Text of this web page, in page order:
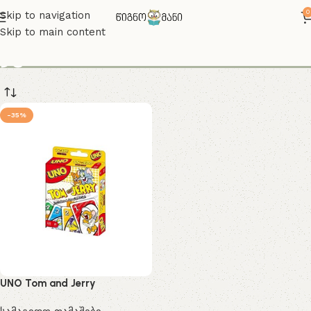
Skip to navigation
Skip to main content
0
-35%
UNO Tom and Jerry